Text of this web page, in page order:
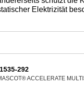
Elektrizität
292
ACCELERATE